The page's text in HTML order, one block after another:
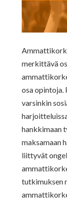
merkittävä
osa
varsinkin
hankkimaan
maksamaan
liittyvät
tutkimuksen